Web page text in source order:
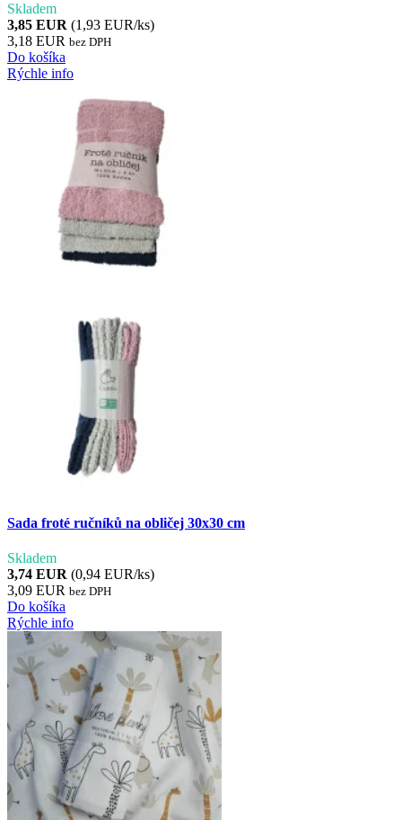
Skladem
3,85 EUR (1,93 EUR/ks)
3,18 EUR bez DPH
Do košíka
Rýchle info
Sada froté ručníků na obličej 30x30 cm
Skladem
3,74 EUR (0,94 EUR/ks)
3,09 EUR bez DPH
Do košíka
Rýchle info